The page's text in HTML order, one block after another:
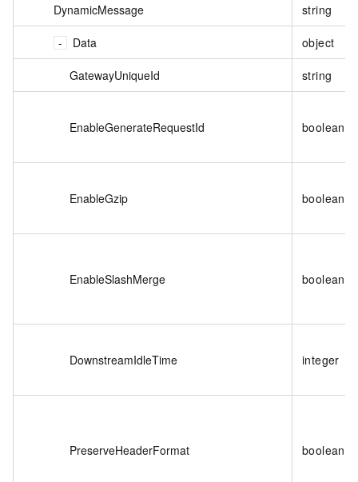
DynamicMessage string
Data object
GatewayUniqueId string
EnableGenerateRequestId boolean
EnableGzip boolean
EnableSlashMerge boolean
DownstreamIdleTime integer
PreserveHeaderFormat boolean